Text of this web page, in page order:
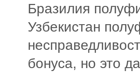
Бразилия
Узбекистан
бонуса, но это